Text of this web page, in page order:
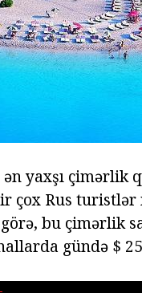
yaxşı çimərlik
çox Rus
bu çimərlik
gündə $